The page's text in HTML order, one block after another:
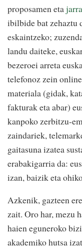
proposamen eta
ibilbide bat zehaztu
eskaintzeko;
landu daiteke,
bezeroei arreta
telefonoz zein
materiala (gidak,
fakturak eta abar)
kanpoko zerbitzu-
zaindariek,
gaitasuna izatea
erabakigarria da:
izan, baizik eta
Azkenik, gazteen
zait. Oro har, mezu
haien eguneroko
akademiko hutsa